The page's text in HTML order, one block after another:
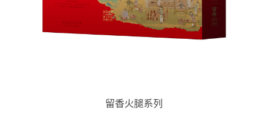
留香火腿系列